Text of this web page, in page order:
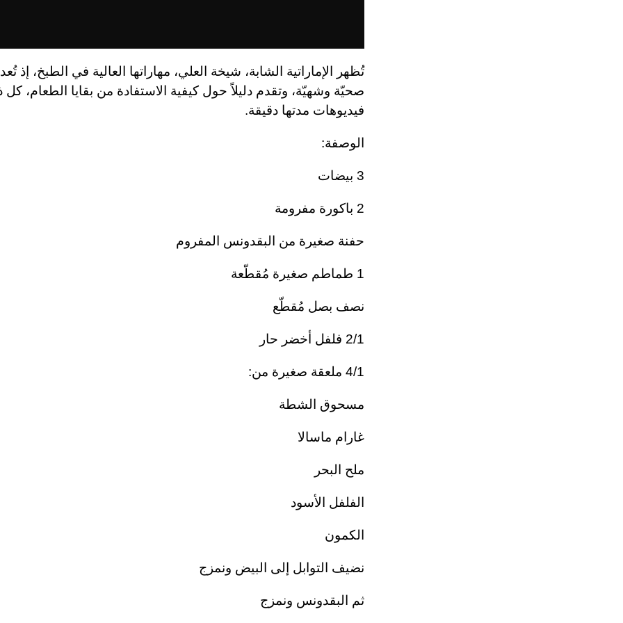
تُظهر الإماراتية الشابة، شيخة العلي، مهاراتها العالية في الطبخ، إذ
صحيّة وشهيّة، وتقدم دليلاً حول كيفية الاستفادة من بقايا الطعام،
فيديوهات مدتها دقيقة.
الوصفة:
3 بيضات
2 باكورة مفرومة
حفنة صغيرة من البقدونس المفروم
1 طماطم صغيرة مُقطّعة
نصف بصل مُقطّع
2/1 فلفل أخضر حار
4/1 ملعقة صغيرة من:
مسحوق الشطة
غارام ماسالا
ملح البحر
الفلفل الأسود
الكمون
نضيف التوابل إلى البيض ونمزج
ثم البقدونس ونمزج